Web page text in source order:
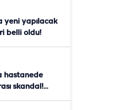
yeni yapılacak
belli oldu!
hastanede
skandal!